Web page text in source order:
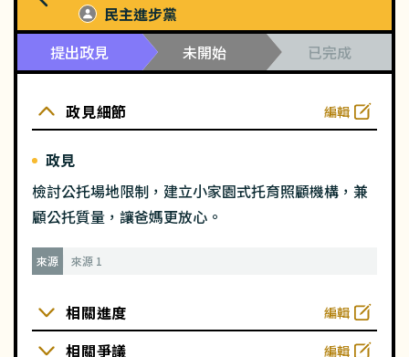
民主進步黨
提出政見
未開始 已完成
政見細節 編輯
政見
檢討公托場地限制，建立小家園式托育照顧機構，兼
顧公托質量，讓爸媽更放心。
來源 來源 1
相關進度 編輯
相關爭議 編輯